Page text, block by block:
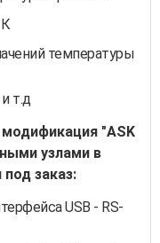
температуры
т.д
"ASK
узлами в
заказ:
USB - RS-